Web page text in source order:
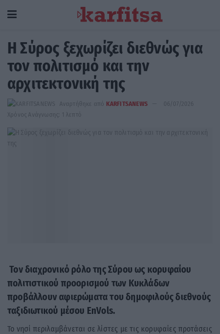
Η Σύρος ξεχωρίζει διεθνώς για
τον πολιτισμό και την
αρχιτεκτονική της
Αναρτήθηκε από KARFITSANEWS
06/07/2026
Χρόνος Ανάγνωσης: 1 λεπτό
Τον διαχρονικό ρόλο της Σύρου ως κορυφαίου
πολιτιστικού προορισμού των Κυκλάδων
προβάλλουν αφιερώματα του δημοφιλούς διεθνούς
ταξιδιωτικού μέσου EnVols.
Το νησί περιλαμβάνεται σε λίστες με τις κορυφαίες προτάσεις